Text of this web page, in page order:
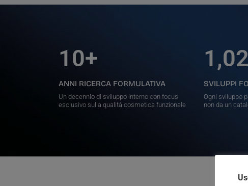
10+
ANNI RICERCA FORMULATIVA
Un decennio di sviluppo interno con focus
esclusivo sulla qualità cosmetica funzionale
SVILUPPI
Ogni sviluppo
non da un